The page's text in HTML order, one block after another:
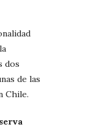
dos
de las
Chile.